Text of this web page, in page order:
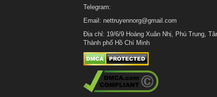
Chapter 57
Chapter 55
Chapter 54
Chapter 53
Chapter 52
Telegram:
Email: nettruyennorg@gmail.com
Địa chỉ: 19/6/9 Hoàng Xuân Nhị, Phú Trung,
Thành phố Hồ Chí Minh